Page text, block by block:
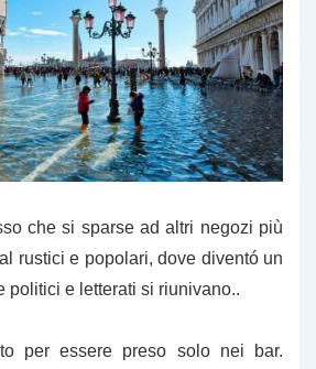
che si sparse ad altri negozi più
rustici e popolari, dove diventó un
politici e letterati si riunivano..
per essere preso solo nei bar.